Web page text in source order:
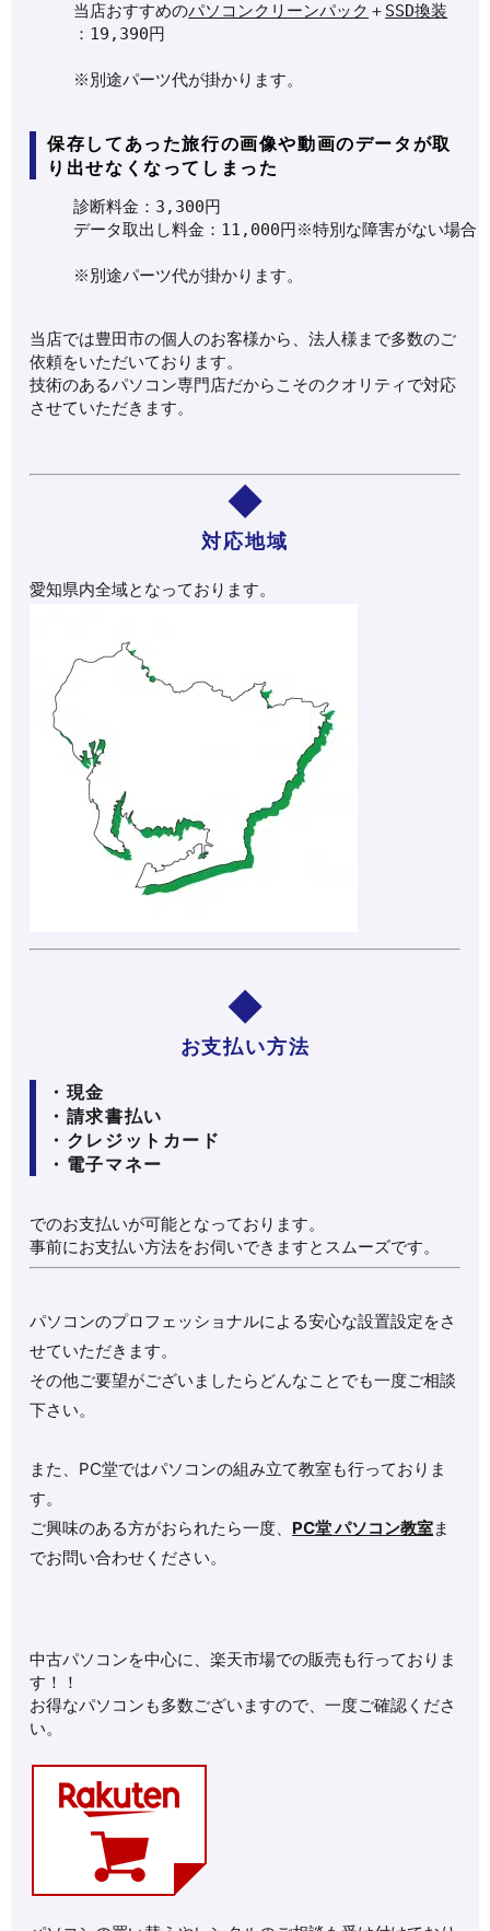
当店おすすめのパソコンクリーンパック ＋ SSD換装
：19,390円
※別途パーツ代が掛かります。
保存してあった旅行の画像や動画のデータが取
り出せなくなってしまった
診断料金：3,300円
データ取出し料金：11,000円※特別な障害がない場合
※別途パーツ代が掛かります。
当店では豊田市の個人のお客様から、法人様まで多数のご
依頼をいただいております。
技術のあるパソコン専門店だからこそのクオリティで対応
させていただきます。
対応地域
愛知県内全域となっております。
お支払い方法
・現金
・請求書払い
・クレジットカード
・電子マネー
でのお支払いが可能となっております。
事前にお支払い方法をお伺いできますとスムーズです。
パソコンのプロフェッショナルによる安心な設置設定をさ
せていただきます。
その他ご要望がございましたらどんなことでも一度ご相談
下さい。
また、PC堂ではパソコンの組み立て教室も行っておりま
す。
ご興味のある方がおられたら一度、 PC堂 パソコン教室ま
でお問い合わせください。
中古パソコンを中心に、楽天市場での販売も行っておりま
す！！
お得なパソコンも多数ございますので、一度ご確認くださ
い。